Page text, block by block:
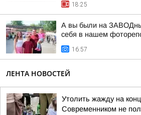
18:25
А вы были на
себя в нашем
16:57
ЛЕНТА НОВОСТЕЙ
Утолить жажду на
Современником не